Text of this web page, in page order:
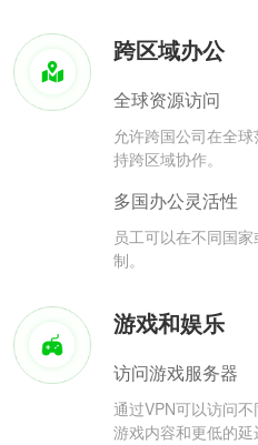
跨区域办公
全球资源访问
允许跨国公司在全
持跨区域协作。
多国办公灵活性
员工可以在不同国
制。
游戏和娱乐
访问游戏服务器
通过VPN可以访问
游戏内容和更低的延